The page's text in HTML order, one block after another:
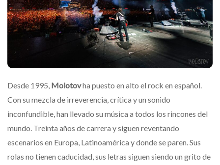
Desde 1995, Molotovha puesto en alto el rock en español.
Con su mezcla de irreverencia, crítica y un sonido
inconfundible, han llevado su música a todos los rincones del
mundo. Treinta años de carrera y siguen reventando
escenarios en Europa, Latinoamérica y donde se paren. Sus
rolas no tienen caducidad, sus letras siguen siendo un grito de